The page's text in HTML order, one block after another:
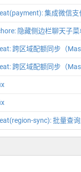
集成微信支
隐藏侧边栏聊天子
跨区域配额同步（
跨区域配额同步（
sync): 批量查